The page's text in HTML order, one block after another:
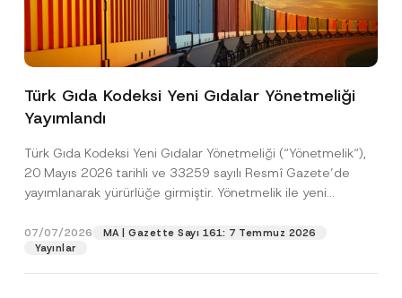
Türk Gıda Kodeksi Yeni Gıdalar Yönetmeliği
Yayımlandı
Türk Gıda Kodeksi Yeni Gıdalar Yönetmeliği (“Yönetmelik“),
20 Mayıs 2026 tarihli ve 33259 sayılı Resmî Gazete’de
yayımlanarak yürürlüğe girmiştir. Yönetmelik ile yeni
07/07/2026
MA | Gazette Sayı 161: 7 Temmuz 2026
Yayınlar
P
v
a
y
o
t
i
Bu iletişim formu aracılığıyla sağlanan kişisel
anladım.
p
p
v
e
Bu iletişim formunu göndererek,aydınlatma
metni nde açıklanan şekilde kişisel verilerimin
işlenmesine izin veriyorum.
GÖNDER